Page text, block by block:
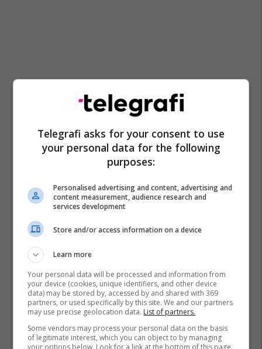
Aksident Policia E Kosovës
Telegrafi asks for your consent to use
your personal data for the following
purposes:
Personalised advertising and content, advertising and
content measurement, audience research and
services development
Store and/or access information on a device
Learn more
Your personal data will be processed and information from
your device (cookies, unique identifiers, and other device
data) may be stored by, accessed by and shared with 369
partners, or used specifically by this site. We and our partners
may use precise geolocation data. List of partners.
Some vendors may process your personal data on the basis
of legitimate interest, which you can object to by managing
your options below. Look for a link at the bottom of this page